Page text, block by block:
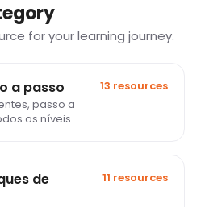
for your learning journey.
a passo
passo a
os níveis
13 resources
de
11 resources